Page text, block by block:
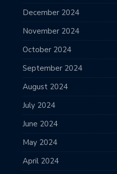
December 2024
November 2024
October 2024
September 2024
August 2024
July 2024
June 2024
May 2024
April 2024